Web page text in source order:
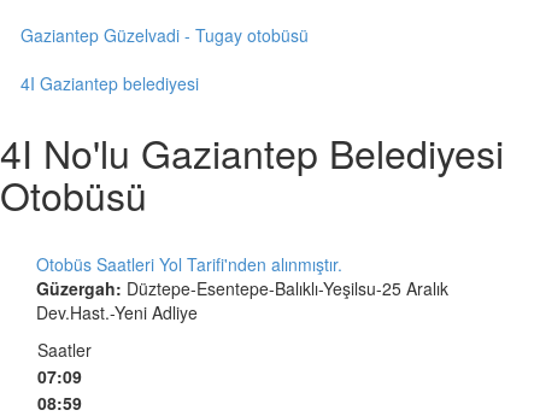
Gaziantep Güzelvadi - Tugay otobüsü
4I Gaziantep belediyesi
4I No'lu Gaziantep Belediyesi
Otobüsü
Otobüs Saatleri Yol Tarifi'nden alınmıştır.
Güzergah: Düztepe-Esentepe-Balıklı-Yeşilsu-25 Aralık
Dev.Hast.-Yeni Adliye
Saatler
07:09
08:59